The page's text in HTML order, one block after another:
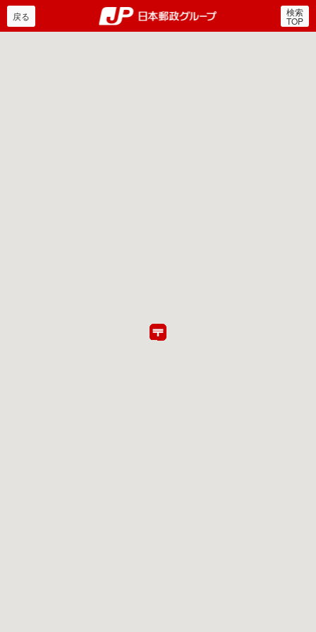
郵便局・日本郵政グルー
戻る 検索
TOP